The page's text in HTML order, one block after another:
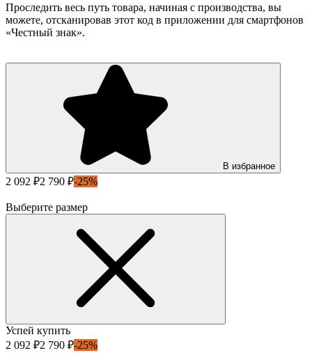
Проследить весь путь товара, начиная с производства, вы
можете, отсканировав этот код в приложении для смартфонов
«Честный знак».
В избранное
2 092 ₽2 790 ₽-25%
Выберите размер
Успей купить
2 092 ₽2 790 ₽-25%